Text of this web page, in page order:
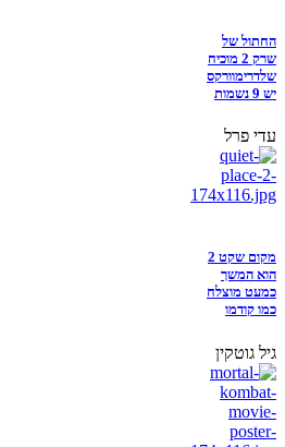
החתול של
שרק 2 מוכיח
שלדרימוורקס
יש 9 נשמות
עדי פרל
מקום שקט 2
הוא המשך
כמעט מוצלח
כמו קודמו
גיל גוטקין